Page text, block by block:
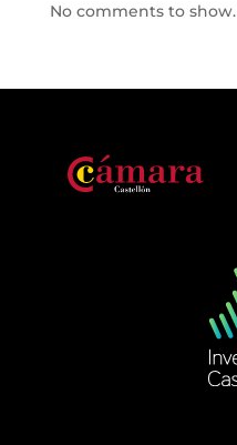
No comments to show.